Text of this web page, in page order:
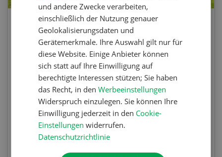
Agrar-Quiz: Mechanische
Unkrautbekämpfung
Testen Sie Ihr Wissen. Machen Sie mit am
Agrar-Quiz der UFA-Revue. Die Fragen
beziehen sich auf die Unkrautbekämpfung und
Maschinen zur mechanischen
Unkrautbekämpfung.
ZUM QUIZ
und andere Zwecke verarbeiten,
einschließlich der Nutzung genauer
Geolokalisierungsdaten und
Gerätemerkmale. Ihre Auswahl gilt nur für
diese Website. Einige Anbieter können
sich statt auf Ihre Einwilligung auf
berechtigte Interessen stützen; Sie haben
das Recht, in denWerbeeinstellungen
Widerspruch einzulegen. Sie können Ihre
Einwilligung jederzeit in den Cookie-
Einstellungen widerrufen.
Datenschutzrichtlinie